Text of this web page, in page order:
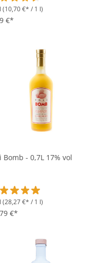
von 5 SternenBewertung
(10,70 €* / 1 l)
€*
5 Sternen
Bomb - 0,7L 17% vol
Bewertung
(28,27 €* / 1 l)
€*